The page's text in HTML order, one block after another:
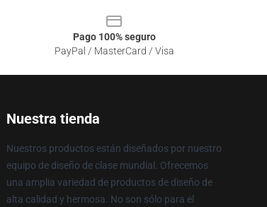
Pago 100% seguro
PayPal / MasterCard / Visa
Nuestra tienda
Nuestros productos están diseñados por nuestro
equipo de diseño de clase mundial. Ofrecemos
una amplia variedad de productos de diseño de
alta calidad y hermosa. No son sólo para el